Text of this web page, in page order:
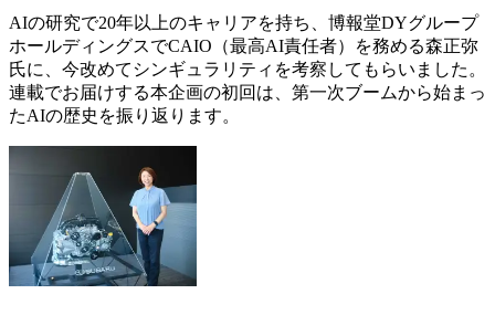
AIの研究で20年以上のキャリアを持ち、博報堂DYグループ
ホールディングスでCAIO（最高AI責任者）を務める森正弥
氏に、今改めてシンギュラリティを考察してもらいました。
連載でお届けする本企画の初回は、第一次ブームから始まっ
たAIの歴史を振り返ります。